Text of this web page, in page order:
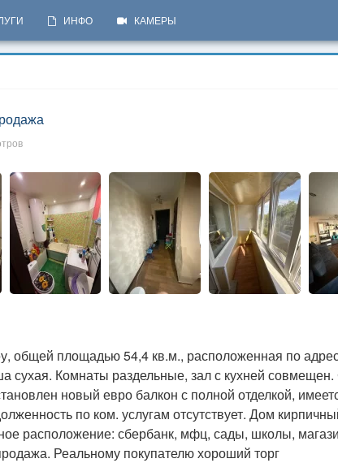
ИНФО КАМЕРЫ
общей площадью 54,4 кв.м., расположенная по
сухая. Комнаты раздельные, зал с кухней
новый евро балкон с полной отделкой,
по ком. услугам отсутствует. Дом
расположение: сбербанк, мфц, сады, школы,
Реальному покупателю хороший торг